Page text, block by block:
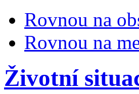
Rovnou na
Rovnou na
Životní